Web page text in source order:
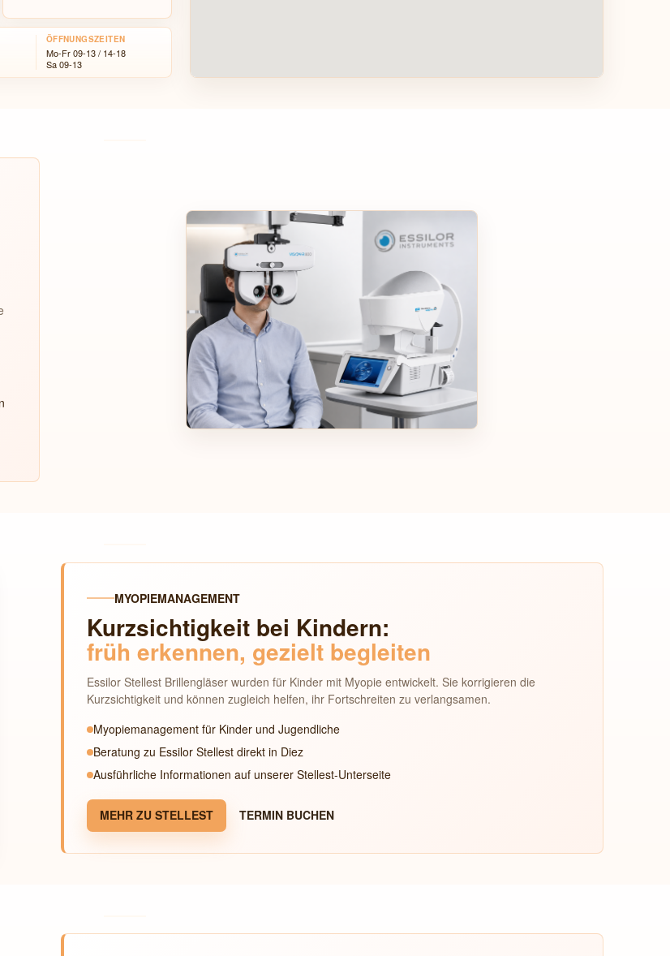
ÖFFNUNGSZEITEN
Mo-Fr 09-13 / 14-18
Sa 09-13
MYOPIEMANAGEMENT
Kurzsichtigkeit bei Kindern:
früh erkennen, gezielt begleiten
Essilor Stellest Brillengläser wurden für Kinder mit Myopie entwickelt. Sie korrigieren die
Kurzsichtigkeit und können zugleich helfen, ihr Fortschreiten zu verlangsamen.
Myopiemanagement für Kinder und Jugendliche
Beratung zu Essilor Stellest direkt in Diez
Ausführliche Informationen auf unserer Stellest-Unterseite
MEHR ZU STELLEST TERMIN BUCHEN